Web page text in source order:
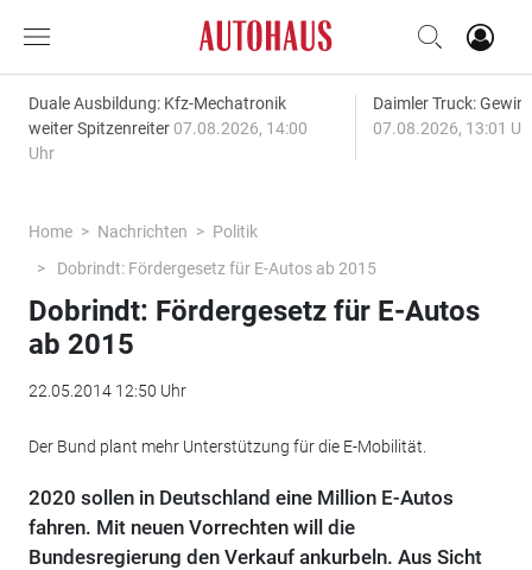
Duale Ausbildung: Kfz-Mechatronik
weiter Spitzenreiter 07.08.2026, 14:00
Uhr
Daimler Truck:
07.08.2026, 13:01
Home Nachrichten
Politik
Dobrindt: Fördergesetz für E-Autos ab 2015
Dobrindt: Fördergesetz für E-Autos
ab 2015
22.05.2014 12:50 Uhr
Der Bund plant mehr Unterstützung für die E-Mobilität.
2020 sollen in Deutschland eine Million E-Autos
fahren. Mit neuen Vorrechten will die
Bundesregierung den Verkauf ankurbeln. Aus Sicht